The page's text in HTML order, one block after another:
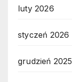
luty 2026
styczeń 2026
grudzień 2025